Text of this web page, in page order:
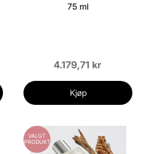
75 ml
4.179,71 kr
Kjøp
VALGT
PRODUKT